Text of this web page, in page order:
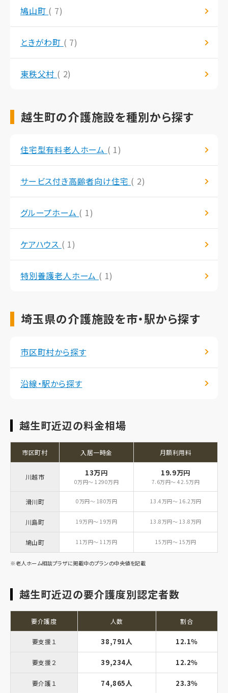
鳩山町 ( 7)
ときがわ町 ( 7)
東秩父村 ( 2)
越生町の介護施設を種別から探す
住宅型有料老人ホーム ( 1)
サービス付き高齢者向け住宅 ( 2)
グループホーム ( 1)
ケアハウス ( 1)
特別養護老人ホーム ( 1)
埼玉県の介護施設を市・駅から探す
市区町村から探す
沿線・駅から探す
越生町近辺の料金相場
市区町村 入居一時金 月額利用料
川越市 13万円
0万円～ 1290万円
19.9万円
7.6万円～ 42.5万円
滑川町 0万円～ 180万円 13.4万円～ 16.2万円
川島町 19万円～ 19万円 13.8万円～ 13.8万円
鳩山町 11万円～ 11万円 15万円～ 15万円
※老人ホーム相談プラザに掲載中のプランの中央値を記載
越生町近辺の要介護度別認定者数
要介護度 人数 割合
要支援１ 38,791人 12.1％
要支援２ 39,234人 12.2％
要介護１ 74,865人 23.3％